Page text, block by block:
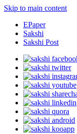
Skip to main content
EPaper
Sakshi
Sakshi Post